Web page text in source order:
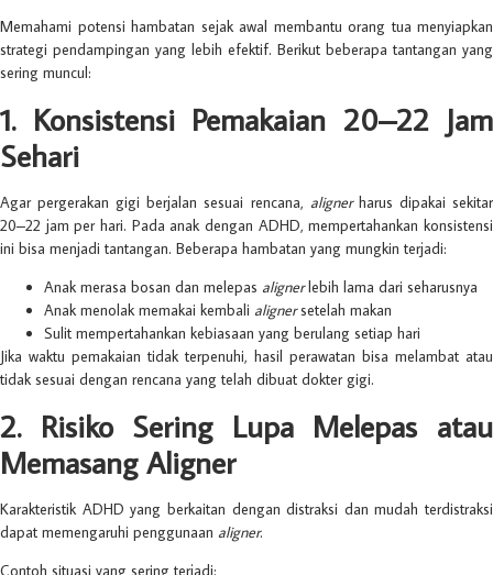
Memahami potensi hambatan sejak awal membantu orang tua menyiapkan
strategi pendampingan yang lebih efektif. Berikut beberapa tantangan yang
sering muncul:
1. Konsistensi Pemakaian 20–22 Jam
Sehari
Agar pergerakan gigi berjalan sesuai rencana, alignerharus dipakai sekitar
20–22 jam per hari. Pada anak dengan ADHD, mempertahankan konsistensi
ini bisa menjadi tantangan. Beberapa hambatan yang mungkin terjadi:
Anak merasa bosan dan melepas alignerlebih lama dari seharusnya
Anak menolak memakai kembali alignersetelah makan
Sulit mempertahankan kebiasaan yang berulang setiap hari
Jika waktu pemakaian tidak terpenuhi, hasil perawatan bisa melambat atau
tidak sesuai dengan rencana yang telah dibuat dokter gigi.
2. Risiko Sering Lupa Melepas atau
Memasang Aligner
Karakteristik ADHD yang berkaitan dengan distraksi dan mudah terdistraksi
dapat memengaruhi penggunaan aligner.
Contoh situasi yang sering terjadi: